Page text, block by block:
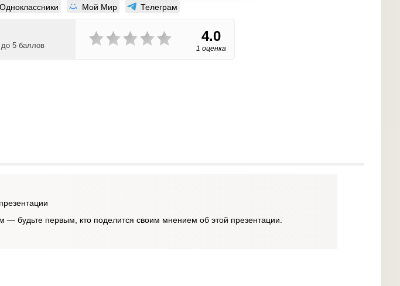
Одноклассники Мой Мир Телеграм
5 баллов
4.0
1 оценка
— будьте первым, кто поделится своим мнением об этой презентации.